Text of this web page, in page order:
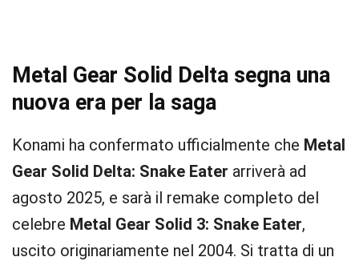
Metal Gear Solid Delta segna una
nuova era per la saga
Konami ha confermato ufficialmente che Metal
Gear Solid Delta: Snake Eater arriverà ad
agosto 2025, e sarà il remake completo del
celebre Metal Gear Solid 3: Snake Eater,
uscito originariamente nel 2004. Si tratta di un